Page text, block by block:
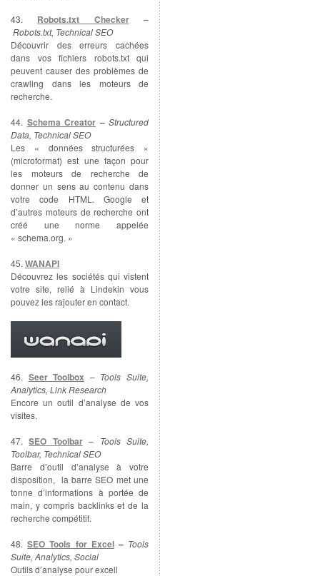
43. Robots.txt Checker
–
Robots.txt, Technical SEO
Découvrir des erreurs cachées
dans vos fichiers robots.txt qui
peuvent causer des problèmes de
crawling dans les moteurs de
recherche.
44. Schema Creator – Structured
Data, Technical SEO
Les « données structurées »
(microformat) est une façon pour
les moteurs de recherche de
donner un sens au contenu dans
votre code HTML. Google et
d’autres moteurs de recherche ont
créé une norme appelée
« schema.org. »
45. WANAPI
Découvrez les sociétés qui vistent
votre site, relié à Lindekin vous
pouvez les rajouter en contact.
46. Seer Toolbox – Tools Suite,
Analytics, Link Research
Encore un outil d’analyse de vos
visites.
47.SEO Toolbar– Tools Suite,
Toolbar, Technical SEO
Barre d’outil d’analyse à votre
disposition, la barre SEO met une
tonne d’informations à portée de
main, y compris backlinks et de la
recherche compétitif.
48.SEO Tools for Excel– Tools
Suite, Analytics, Social
Outils d’analyse pour excell